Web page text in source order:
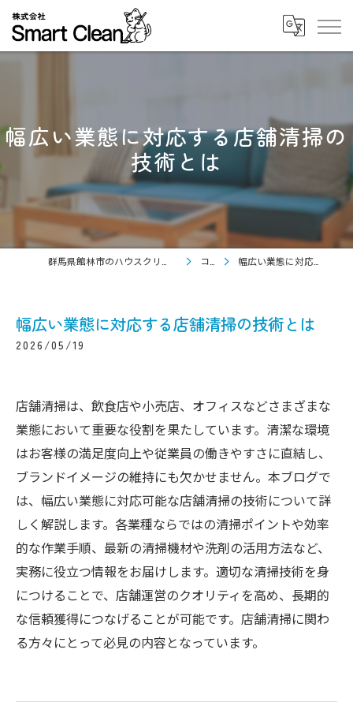
幅広い業態に対応する店舗清掃の
技術とは
コラム 幅広い業態に対応する店舗清掃の技術とは
幅広い業態に対応する店舗清掃の技術とは
2026/05/19
店舗清掃は、飲食店や小売店、オフィスなどさまざまな
業態において重要な役割を果たしています。清潔な環境
はお客様の満足度向上や従業員の働きやすさに直結し、
ブランドイメージの維持にも欠かせません。本ブログで
は、幅広い業態に対応可能な店舗清掃の技術について詳
しく解説します。各業種ならではの清掃ポイントや効率
的な作業手順、最新の清掃機材や洗剤の活用方法など、
実務に役立つ情報をお届けします。適切な清掃技術を身
につけることで、店舗運営のクオリティを高め、長期的
な信頼獲得につなげることが可能です。店舗清掃に関わ
る方々にとって必見の内容となっています。